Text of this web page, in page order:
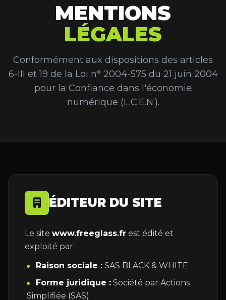
MENTIONS
LÉGALES
Conformément aux dispositions des articles
6-III et 19 de la Loi n° 2004-575 du 21 juin 2004
pour la Confiance dans l'économie
numérique (L.C.E.N.).
ÉDITEUR DU SITE
Le site www.freeglass.fr est édité et
exploité par :
Raison sociale : SAS BLACK & WHITE
Forme juridique : Société par Actions
Simplifiée (SAS)